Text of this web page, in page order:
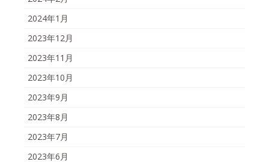
2024年1月
2023年12月
2023年11月
2023年10月
2023年9月
2023年8月
2023年7月
2023年6月